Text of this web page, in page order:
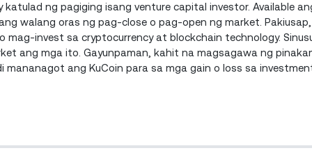
katulad ng pagiging isang venture capital investor. Available
walang oras ng pag-close o pag-open ng market.
invest sa cryptocurrency at blockchain technology.
ang mga ito. Gayunpaman, kahit na magsagawa ng
mananagot ang KuCoin para sa mga gain o loss sa